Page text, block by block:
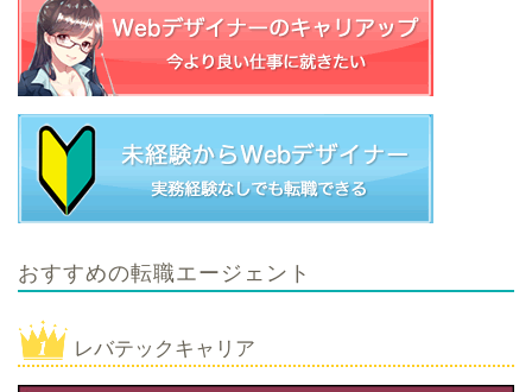
おすすめの転職エージェント
レバテックキャリア